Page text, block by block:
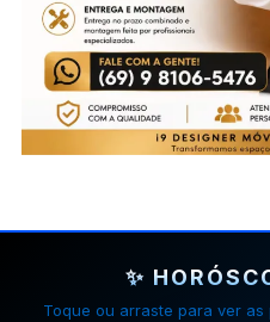
✨
Toque ou arraste para ver